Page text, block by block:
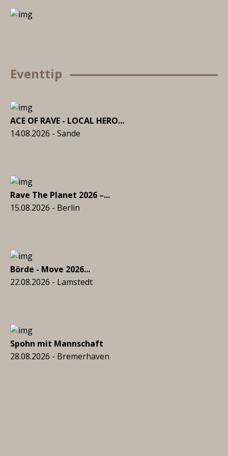
Eventtip
ACE OF RAVE - LOCAL HERO...
14.08.2026 - Sande
Rave The Planet 2026 –...
15.08.2026 - Berlin
Börde - Move 2026...
22.08.2026 - Lamstedt
Spohn mit Mannschaft
28.08.2026 - Bremerhaven